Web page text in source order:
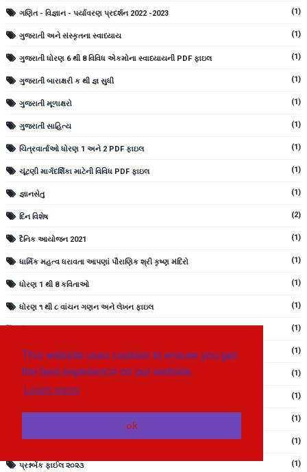
This website uses cookies to ensure you get
the best experience on our website.
Learn more
ok
ગણિત - વિજ્ઞાન - પર્યાવરણ પ્રદર્શન 2022 -2023 (1)
ગુજરાતી અને સંસ્કૃતના સ્વાધ્યાય (1)
ગુજરાતી ધોરણ 6 થી 8 વિવિધ એકમોના સ્વાધ્યાયની PDF ફાઇલ (1)
ગુજરાતી બારાક્ષરી ક થી જ્ઞ સુધી (1)
ગુજરાતી મૂળાક્ષરો (1)
ગુજરાતી સાહિત્ય (1)
ચિત્રવાર્તાઓ ધોરણ 1 અને 2 PDF ફાઇલ (1)
ચૂંટણી માર્ગદર્શિકા માટેની વિવિધ PDF ફાઇલ (1)
જ્ઞાનસેતુ (1)
દિન વિશેષ (2)
દૈનિક આયોજન 2021 (1)
ધાર્મિક મહત્વ ધરાવતા આપણાં પૌરાણિક શ્રી કૃષ્ણ મંદિરો (1)
ધોરણ 1 થી 8 કવિતાઓ (1)
ધોરણ ૧ થી ૮ વાંચન ગણન અને લેખન ફાઇલ (1)
(1)
ધોરણ ૬ થી ૮ ગુજરાતી અધ્યયનપોથી PDF FILE (1)
ધોરણ 6 થી 8 અંગ્રેજી (1)
નિબંધ લેખન ધોરણ 3 થી 8 (1)
(1)
(1)
પ્રશ્નબેંક ફાઈલ ૨૦૨૩ (1)